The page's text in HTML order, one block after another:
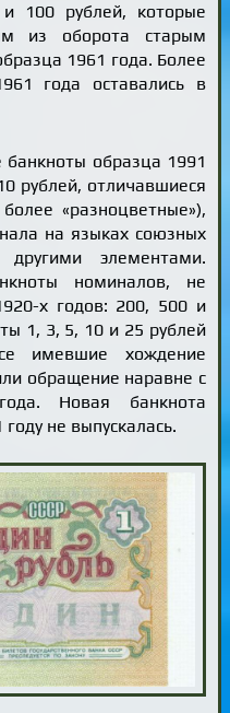
100 рублей, которые
из оборота старым
1961 года. Более
года оставались в
образца 1991
рублей, отличавшиеся
«разноцветные»),
на языках союзных
элементами.
номиналов, не
х годов: 200, 500 и
1, 3, 5, 10 и 25 рублей
имевшие хождение
обращение наравне с
Новая банкнота
не выпускалась.